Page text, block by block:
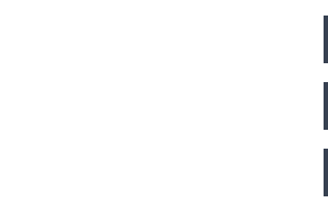
Durch eure Anfragen über
meine-traumhochzeit und
Kommunikation gegenüber
Hochzeitslocations und
ihr via der Plattform meine-
auf die Location oder